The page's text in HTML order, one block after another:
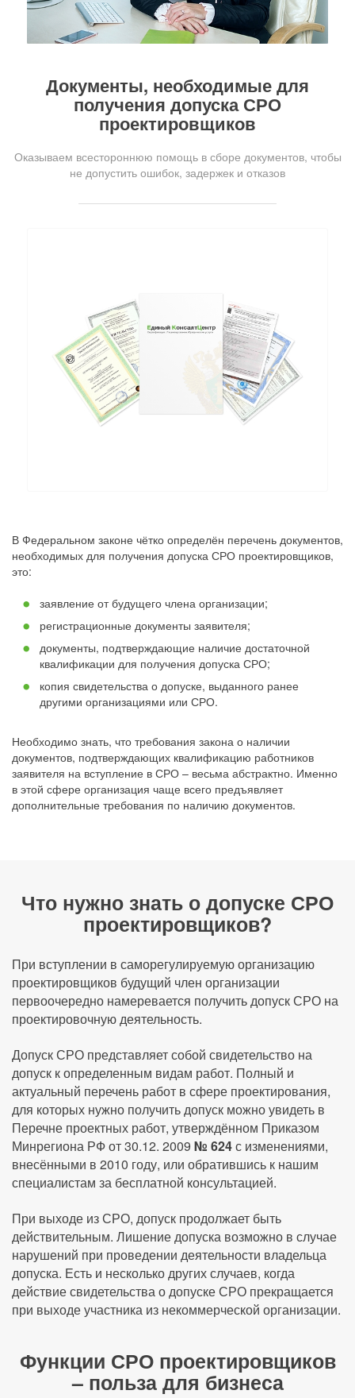
Документы, необходимые для
получения допуска СРО
проектировщиков
Оказываем всестороннюю помощь в сборе документов, чтобы
не допустить ошибок, задержек и отказов
В Федеральном законе чётко определён перечень документов,
необходимых для получения допуска СРО проектировщиков,
это:
заявление от будущего члена организации;
регистрационные документы заявителя;
документы, подтверждающие наличие достаточной
квалификации для получения допуска СРО;
копия свидетельства о допуске, выданного ранее
другими организациями или СРО.
Необходимо знать, что требования закона о наличии
документов, подтверждающих квалификацию работников
заявителя на вступление в СРО – весьма абстрактно. Именно
в этой сфере организация чаще всего предъявляет
дополнительные требования по наличию документов.
Что нужно знать о допуске СРО
проектировщиков?
При вступлении в саморегулируемую организацию
проектировщиков будущий член организации
первоочередно намеревается получить допуск СРО на
проектировочную деятельность.
Допуск СРО представляет собой свидетельство на
допуск к определенным видам работ. Полный и
актуальный перечень работ в сфере проектирования,
для которых нужно получить допуск можно увидеть в
Перечне проектных работ, утверждённом Приказом
Минрегиона РФ от 30.12. 2009 № 624с изменениями,
внесёнными в 2010 году, или обратившись к нашим
специалистам за бесплатной консультацией.
При выходе из СРО, допуск продолжает быть
действительным. Лишение допуска возможно в случае
нарушений при проведении деятельности владельца
допуска. Есть и несколько других случаев, когда
действие свидетельства о допуске СРО прекращается
при выходе участника из некоммерческой организации.
Функции СРО проектировщиков
– польза для бизнеса